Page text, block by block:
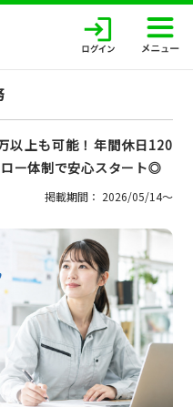
以上も可能！年間休日120
ー体制で安心スタート◎
掲載期間： 2026/05/14〜